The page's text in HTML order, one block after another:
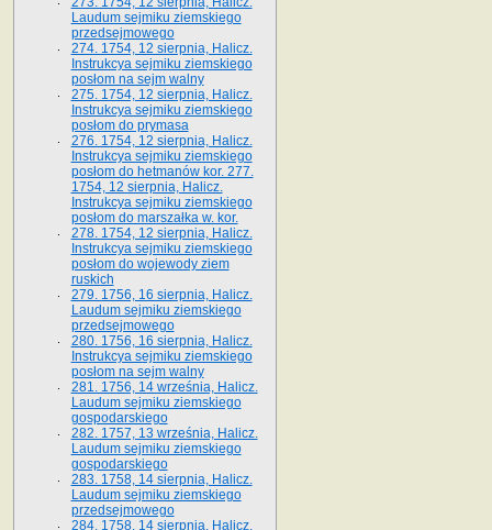
Laudum sejmiku ziemskiego
przedsejmowego
274. 1754, 12 sierpnia, Halicz.
Instrukcya sejmiku ziemskiego
posłom na sejm walny
275. 1754, 12 sierpnia, Halicz.
Instrukcya sejmiku ziemskiego
posłom do prymasa
276. 1754, 12 sierpnia, Halicz.
Instrukcya sejmiku ziemskiego
posłom do hetmanów kor. 277.
1754, 12 sierpnia, Halicz.
Instrukcya sejmiku ziemskiego
posłom do marszałka w. kor.
278. 1754, 12 sierpnia, Halicz.
Instrukcya sejmiku ziemskiego
posłom do wojewody ziem
ruskich
279. 1756, 16 sierpnia, Halicz.
Laudum sejmiku ziemskiego
przedsejmowego
280. 1756, 16 sierpnia, Halicz.
Instrukcya sejmiku ziemskiego
posłom na sejm walny
281. 1756, 14 września, Halicz.
Laudum sejmiku ziemskiego
gospodarskiego
282. 1757, 13 września, Halicz.
Laudum sejmiku ziemskiego
gospodarskiego
283. 1758, 14 sierpnia, Halicz.
Laudum sejmiku ziemskiego
przedsejmowego
284. 1758, 14 sierpnia, Halicz.